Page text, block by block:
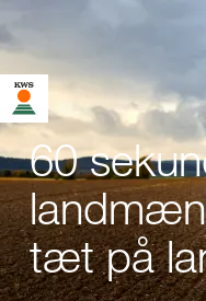
60
tæt på